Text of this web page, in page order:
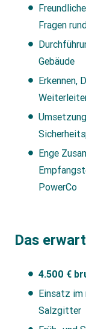
Fragen
Gebäude
Erkennen,
Enge
PowerCo
Das
4.500 €
Einsatz im
Salzgitter